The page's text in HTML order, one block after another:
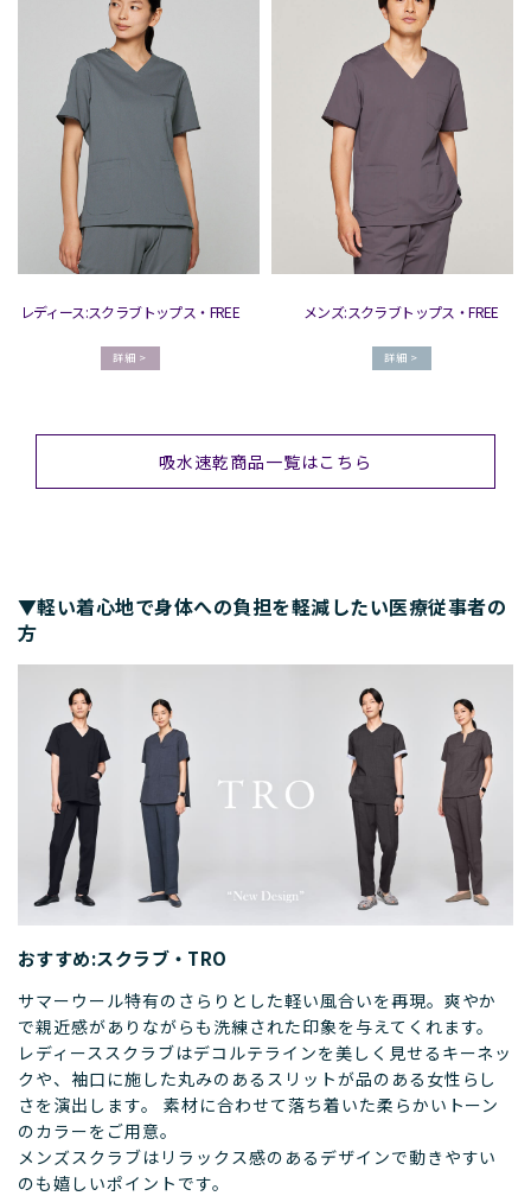
レディース:スクラブトップス・FREE
詳細 >
メンズ:スクラブトップス・FREE
詳細 >
吸水速乾商品一覧はこちら
▼軽い着心地で身体への負担を軽減したい医療従事者の
方
おすすめ:スクラブ・TRO
サマーウール特有のさらりとした軽い風合いを再現。爽やか
で親近感がありながらも洗練された印象を与えてくれます。
レディーススクラブはデコルテラインを美しく見せるキーネッ
クや、袖口に施した丸みのあるスリットが品のある女性らし
さを演出します。 素材に合わせて落ち着いた柔らかいトーン
のカラーをご用意。
メンズスクラブはリラックス感のあるデザインで動きやすい
のも嬉しいポイントです。